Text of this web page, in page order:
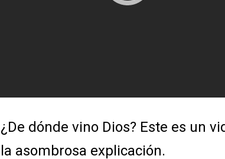
¿De dónde vino Dios? Este es un
la asombrosa explicación.